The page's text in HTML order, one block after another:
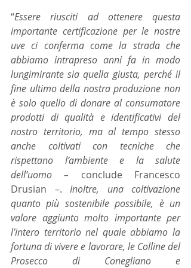
“Essere riusciti ad ottenere questa
importante certificazione per le nostre
uve ci conferma come la strada che
abbiamo intrapreso anni fa in modo
lungimirante sia quella giusta, perché il
fine ultimo della nostra produzione non
è solo quello di donare al consumatore
prodotti di qualità e identificativi del
nostro territorio, ma al tempo stesso
anche coltivati con tecniche che
rispettano l’ambiente e la salute
dell’uomo – conclude Francesco
Drusian –. Inoltre, una coltivazione
quanto più sostenibile possibile, è un
valore aggiunto molto importante per
l’intero territorio nel quale abbiamo la
fortuna di vivere e lavorare, le Colline del
Prosecco di Conegliano e